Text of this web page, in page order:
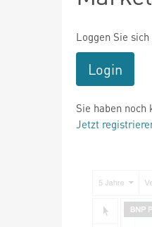
Loggen Sie
Login
Sie haben noch
Jetzt